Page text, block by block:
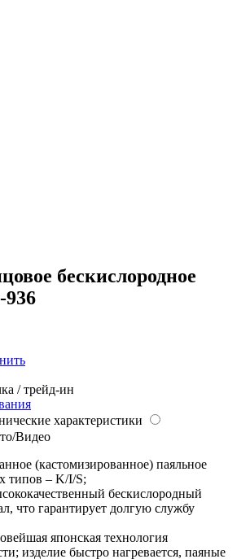
бескислородное
/ трейд-ин
характеристики
Видео
(кастомизированное) паяльное
типов – K/I/S;
бескислородный
что гарантирует долгую службу
японская технология
изделие быстро нагревается, паяные